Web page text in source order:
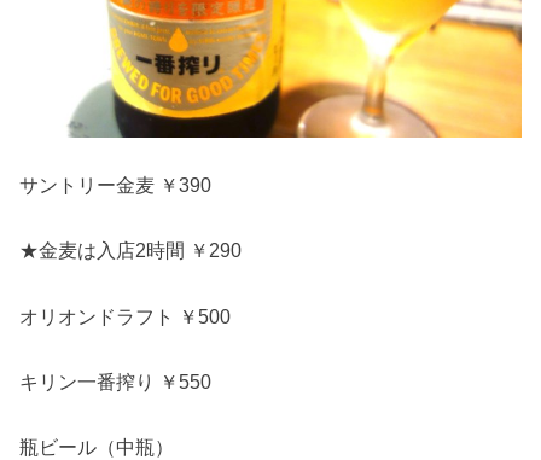
サントリー金麦 ￥390
★金麦は入店2時間 ￥290
オリオンドラフト ￥500
キリン一番搾り ￥550
瓶ビール（中瓶）